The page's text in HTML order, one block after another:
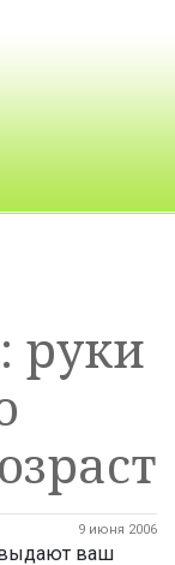
руки
9 июня 2006